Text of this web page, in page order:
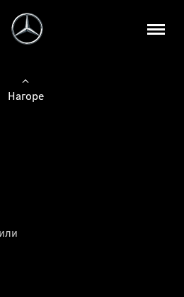
Нагоре